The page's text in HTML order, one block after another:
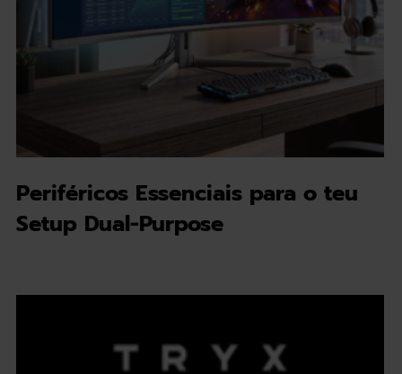
Periféricos Essenciais para o teu
Setup Dual-Purpose